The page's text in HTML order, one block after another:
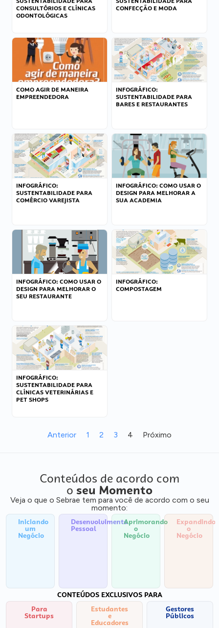
CONSULTÓRIOS E CLÍNICAS
ODONTOLÓGICAS
CONFECÇÃO E MODA
COMO AGIR DE MANEIRA
EMPREENDEDORA
INFOGRÁFICO:
SUSTENTABILIDADE PARA
BARES E RESTAURANTES
INFOGRÁFICO:
SUSTENTABILIDADE PARA
COMÉRCIO VAREJISTA
INFOGRÁFICO: COMO USAR O
DESIGN PARA MELHORAR A
SUA ACADEMIA
INFOGRÁFICO: COMO USAR O
DESIGN PARA MELHORAR O
SEU RESTAURANTE
INFOGRÁFICO:
COMPOSTAGEM
INFOGRÁFICO:
SUSTENTABILIDADE PARA
CLÍNICAS VETERINÁRIAS E
PET SHOPS
Anterior 1 2 3 4 Próximo
Conteúdos de acordo com
o seu Momento
Veja o que o Sebrae tem para você de acordo com o seu
momento:
Iniciando
um
Negócio
Desenvolvimento
Pessoal
Aprimorando
o
Negócio
Expandindo
o
Negócio
CONTEÚDOS EXCLUSIVOS PARA
Para
Startups
Estudantes
e
Educadores
Gestores
Públicos